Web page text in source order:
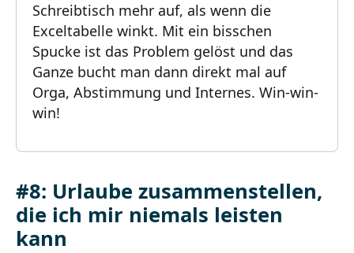
Schreibtisch mehr auf, als wenn die
Exceltabelle winkt. Mit ein bisschen
Spucke ist das Problem gelöst und das
Ganze bucht man dann direkt mal auf
Orga, Abstimmung und Internes. Win-win-
win!
#8: Urlaube zusammenstellen,
die ich mir niemals leisten
kann